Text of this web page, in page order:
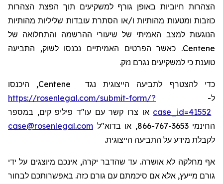
הצהרות חיוביות באופן גורף למשקיעים תוך הפצת הצהרות
כוזבות ומטעות מהותיות ו/או הסתרת עובדות שליליות מהותיות
הנוגעות למצב האמיתי של שיעורי ההרשמה והתחלואה של
Centene. כאשר הפרטים האמיתיים נכנסו לשוק, התביעה
טוענת כי למשקיעים נגרם נזק.
כדי להצטרף לתביעה הייצוגית נגד Centene, היכנסו
ל- https://rosenlegal.com/submit-form/?
case_id=41552 או צרו קשר עם עו"ד פיליפ קים, במספר
החינמי 866-767-3653, או בדוא"ל
case@rosenlegal.com
לקבלת מידע על התביעה הייצוגית.
אף מחלקה לא אושרה. עד שהדבר יקרה, אינכם מיוצגים על ידי
גורם מייעץ, אלא אם סיכמתם עם גורם כזה. באפשרותכם לבחור